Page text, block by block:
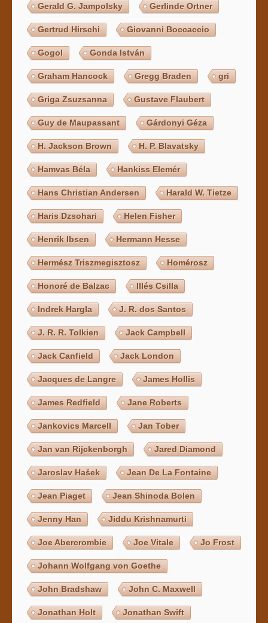
Gerald G. Jampolsky Gerlinde Ortner
Gertrud Hirschi Giovanni Boccaccio
Gogol Gonda István
Graham Hancock Gregg Braden gri
Griga Zsuzsanna Gustave Flaubert
Guy de Maupassant Gárdonyi Géza
H. Jackson Brown H. P. Blavatsky
Hamvas Béla Hankiss Elemér
Hans Christian Andersen Harald W. Tietze
Haris Dzsohari Helen Fisher
Henrik Ibsen Hermann Hesse
Hermész Triszmegisztosz Homérosz
Honoré de Balzac Illés Csilla
Indrek Hargla J. R. dos Santos
J. R. R. Tolkien Jack Campbell
Jack Canfield Jack London
Jacques de Langre James Hollis
James Redfield Jane Roberts
Jankovics Marcell Jan Tober
Jan van Rijckenborgh Jared Diamond
Jaroslav Hašek Jean De La Fontaine
Jean Piaget Jean Shinoda Bolen
Jenny Han Jiddu Krishnamurti
Joe Abercrombie Joe Vitale Jo Frost
Johann Wolfgang von Goethe
John Bradshaw John C. Maxwell
Jonathan Holt Jonathan Swift